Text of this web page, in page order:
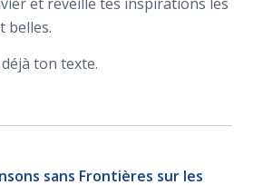
belles.
ton texte.
sans Frontières sur les